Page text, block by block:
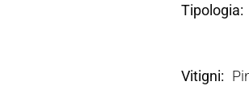
Tipologia
Vitigni